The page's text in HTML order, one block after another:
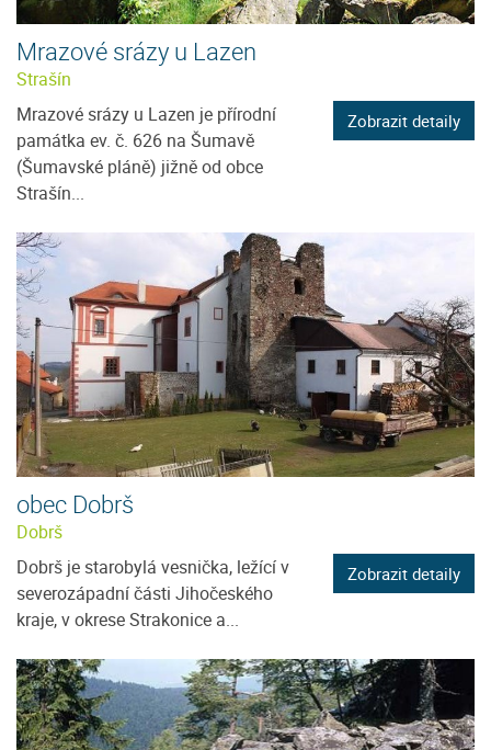
Mrazové srázy u Lazen
Strašín
Mrazové srázy u Lazen je přírodní
památka ev. č. 626 na Šumavě
(Šumavské pláně) jižně od obce
Strašín...
Zobrazit detaily
obec Dobrš
Dobrš
Dobrš je starobylá vesnička, ležící v
severozápadní části Jihočeského
kraje, v okrese Strakonice a...
Zobrazit detaily